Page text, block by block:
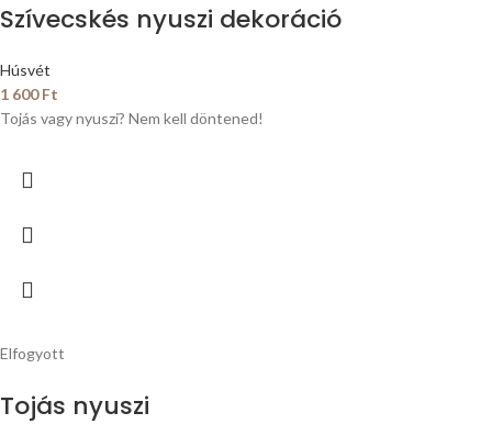
Szívecskés nyuszi dekoráció
Húsvét
1 600Ft
Tojás vagy nyuszi? Nem kell döntened!
Elfogyott
Tojás nyuszi